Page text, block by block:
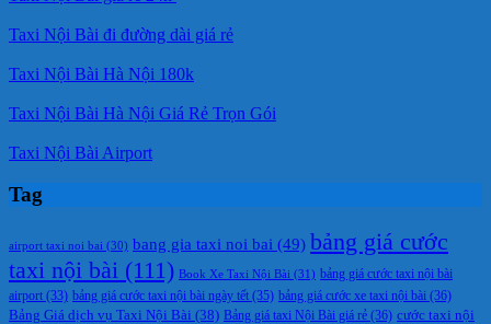
Taxi Nội Bài đi đường dài giá rẻ
Taxi Nội Bài Hà Nội 180k
Taxi Nội Bài Hà Nội Giá Rẻ Trọn Gói
Taxi Nội Bài Airport
Tag
airport taxi noi bai (30) bang gia taxi noi bai (49) bảng giá cước
taxi nội bài (111) Book Xe Taxi Nội Bài (31) bảng giá cước taxi nội bài
airport (33) bảng giá cước taxi nội bài ngày tết (35) bảng giá cước xe taxi nội bài (36)
Bảng Giá dịch vụ Taxi Nội Bài (38) Bảng giá taxi Nội Bài giá rẻ (36) cước taxi nội